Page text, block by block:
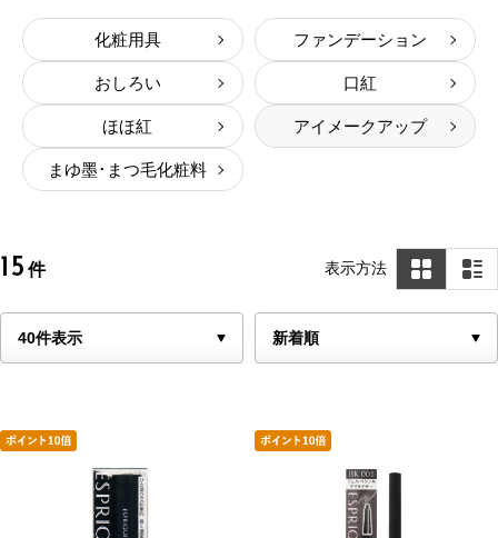
化粧用具 ファンデーション
おしろい 口紅
ほほ紅 アイメークアップ
まゆ墨･まつ毛化粧料
15 件 表示方法